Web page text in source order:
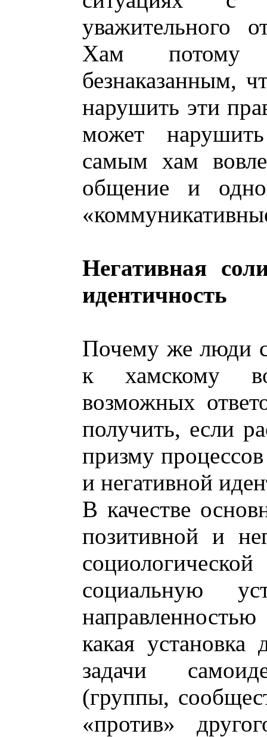
уважительного
Хам потому
безнаказанным,
нарушить эти
может
самым хам
общение и
Негативная
идентичность
Почему же люди
к хамскому
возможных
получить, если
призму
и негативной
В качестве
позитивной и
социальную
какая
задачи
(группы,
«против»